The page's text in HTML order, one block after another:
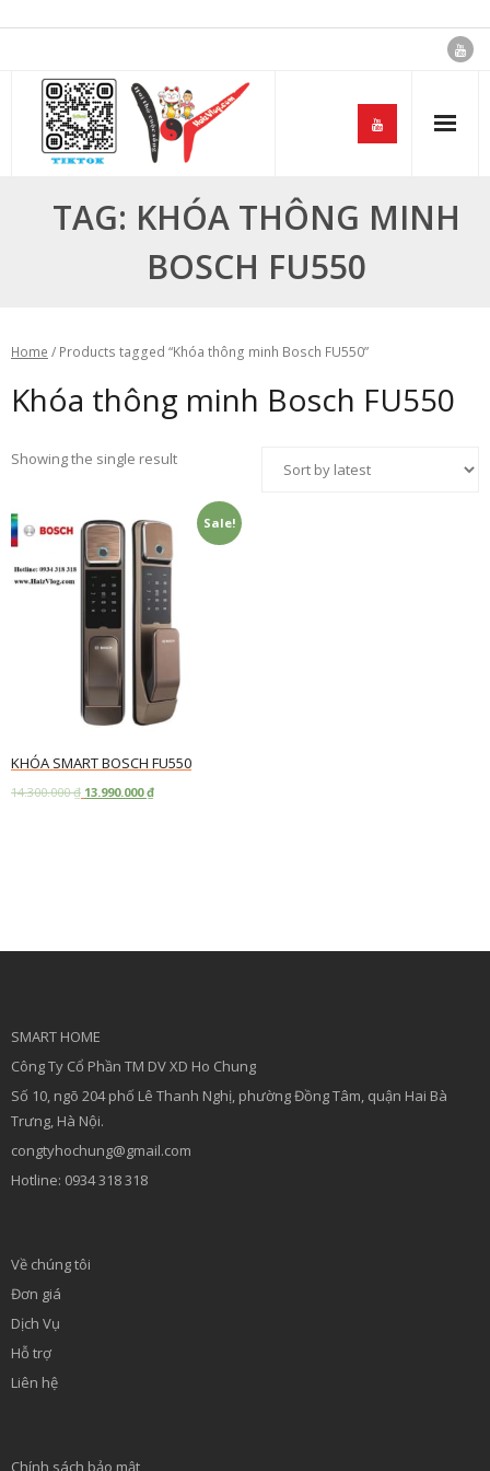
content
TAG: KHÓA THÔNG MINH
BOSCH FU550
Home / Products tagged “Khóa thông minh Bosch FU550”
Khóa thông minh Bosch FU550
Showing the single result
Sale!
KHÓA SMART BOSCH FU550
14.300.000₫ 13.990.000₫
SMART HOME
Công Ty Cổ Phần TM DV XD Ho Chung
Số 10, ngõ 204 phố Lê Thanh Nghị, phường Đồng Tâm, quận Hai Bà
Trưng, Hà Nội.
congtyhochung@gmail.com
Hotline: 0934 318 318
Về chúng tôi
Đơn giá
Dịch Vụ
Hỗ trợ
Liên hệ
Chính sách bảo mật